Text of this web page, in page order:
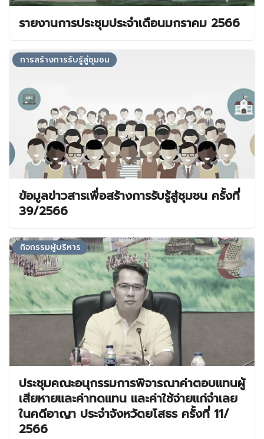
รายงานการประชุมประจำเดือนมกราคม 2566
การสร้างการรับรู้สู่ชุมชน
ข้อมูลข่าวสารเพื่อสร้างการรับรู้สู่ชุมชน ครั้งที่
39/2566
กิจกรรมผู้บริหาร
ประชุมคณะอนุกรรมการพิจารณาค่าตอบแทนผู้
เสียหายและค่าทดแทน และค่าใช้จ่ายแก่จำเลย
ในคดีอาญา ประจำจังหวัดยโสธร ครั้งที่ 11/
2566